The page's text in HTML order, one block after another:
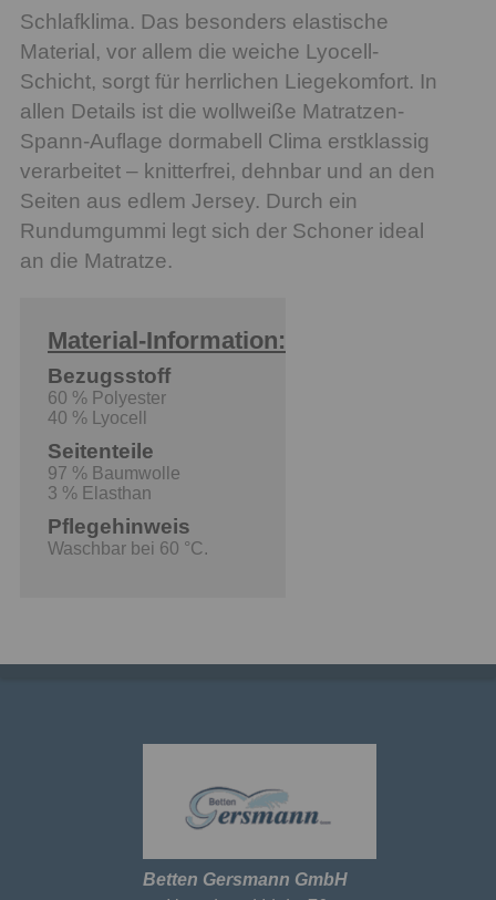
Schlafklima. Das besonders elastische
Material, vor allem die weiche Lyocell-
Schicht, sorgt für herrlichen Liegekomfort. In
allen Details ist die wollweiße Matratzen-
Spann-Auflage dormabell Clima erstklassig
verarbeitet – knitterfrei, dehnbar und an den
Seiten aus edlem Jersey. Durch ein
Rundumgummi legt sich der Schoner ideal
an die Matratze.
Material-Information:
Bezugsstoff
60 % Polyester
40 % Lyocell
Seitenteile
97 % Baumwolle
3 % Elasthan
Pflegehinweis
Waschbar bei 60 °C.
Betten Gersmann GmbH